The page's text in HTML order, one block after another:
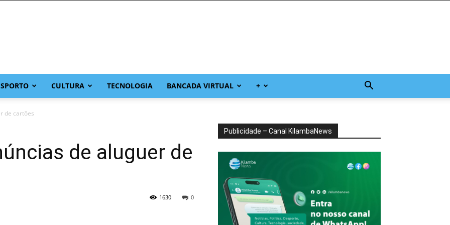
CULTURA TECNOLOGIA BANCADA VIRTUAL +
de cartões
de aluguer de
0
1630
Publicidade – Canal KilambaNews